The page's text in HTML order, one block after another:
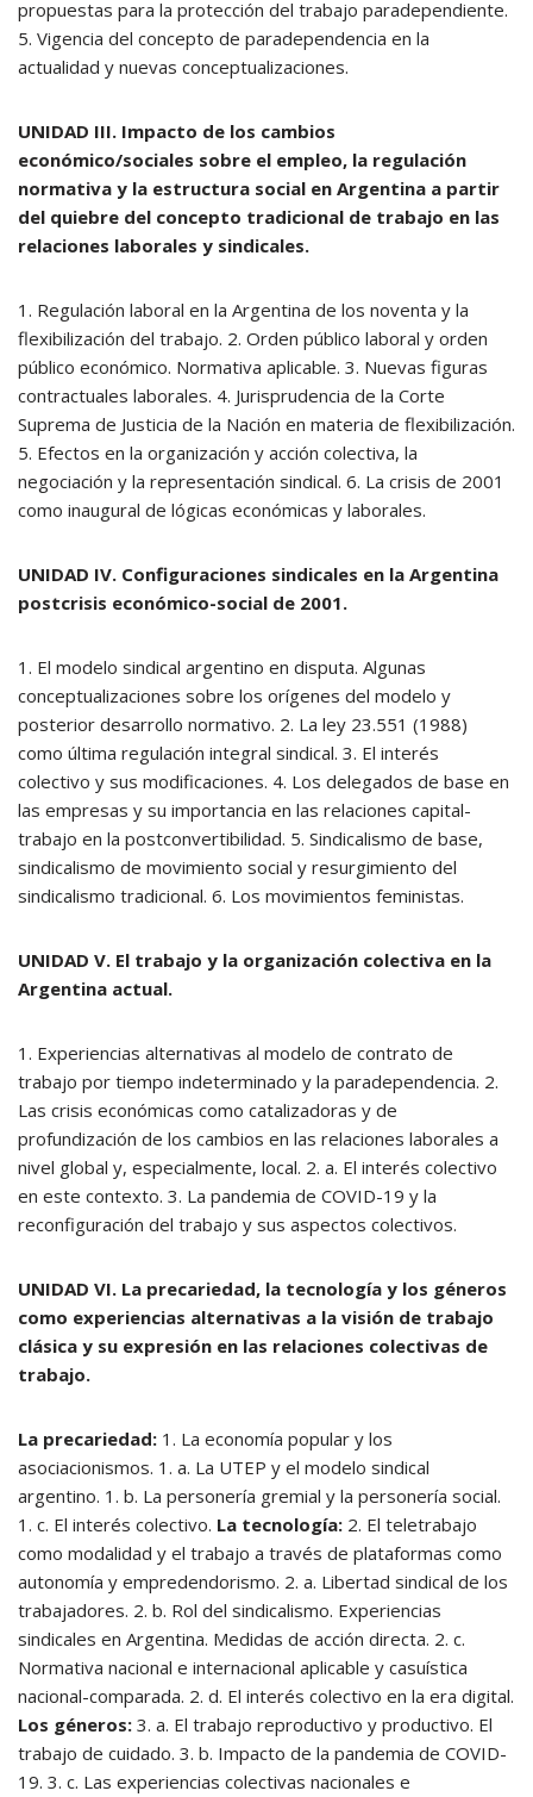
propuestas para la protección del trabajo paradependiente.
5. Vigencia del concepto de paradependencia en la
actualidad y nuevas conceptualizaciones.
UNIDAD III. Impacto de los cambios
económico/sociales sobre el empleo, la regulación
normativa y la estructura social en Argentina a partir
del quiebre del concepto tradicional de trabajo en las
relaciones laborales y sindicales.
1. Regulación laboral en la Argentina de los noventa y la
flexibilización del trabajo. 2. Orden público laboral y orden
público económico. Normativa aplicable. 3. Nuevas figuras
contractuales laborales. 4. Jurisprudencia de la Corte
Suprema de Justicia de la Nación en materia de flexibilización.
5. Efectos en la organización y acción colectiva, la
negociación y la representación sindical. 6. La crisis de 2001
como inaugural de lógicas económicas y laborales.
UNIDAD IV. Configuraciones sindicales en la Argentina
postcrisis económico-social de 2001.
1. El modelo sindical argentino en disputa. Algunas
conceptualizaciones sobre los orígenes del modelo y
posterior desarrollo normativo. 2. La ley 23.551 (1988)
como última regulación integral sindical. 3. El interés
colectivo y sus modificaciones. 4. Los delegados de base en
las empresas y su importancia en las relaciones capital-
trabajo en la postconvertibilidad. 5. Sindicalismo de base,
sindicalismo de movimiento social y resurgimiento del
sindicalismo tradicional. 6. Los movimientos feministas.
UNIDAD V. El trabajo y la organización colectiva en la
Argentina actual.
1. Experiencias alternativas al modelo de contrato de
trabajo por tiempo indeterminado y la paradependencia. 2.
Las crisis económicas como catalizadoras y de
profundización de los cambios en las relaciones laborales a
nivel global y, especialmente, local. 2. a. El interés colectivo
en este contexto. 3. La pandemia de COVID-19 y la
reconfiguración del trabajo y sus aspectos colectivos.
UNIDAD VI. La precariedad, la tecnología y los géneros
como experiencias alternativas a la visión de trabajo
clásica y su expresión en las relaciones colectivas de
trabajo.
La precariedad: 1. La economía popular y los
asociacionismos. 1. a. La UTEP y el modelo sindical
argentino. 1. b. La personería gremial y la personería social.
1. c. El interés colectivo. La tecnología: 2. El teletrabajo
como modalidad y el trabajo a través de plataformas como
autonomía y empredendorismo. 2. a. Libertad sindical de los
trabajadores. 2. b. Rol del sindicalismo. Experiencias
sindicales en Argentina. Medidas de acción directa. 2. c.
Normativa nacional e internacional aplicable y casuística
nacional-comparada. 2. d. El interés colectivo en la era digital.
Los géneros: 3. a. El trabajo reproductivo y productivo. El
trabajo de cuidado. 3. b. Impacto de la pandemia de COVID-
19. 3. c. Las experiencias colectivas nacionales e